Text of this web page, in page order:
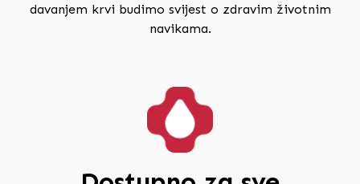
davanjem krvi budimo svijest o zdravim životnim
navikama.